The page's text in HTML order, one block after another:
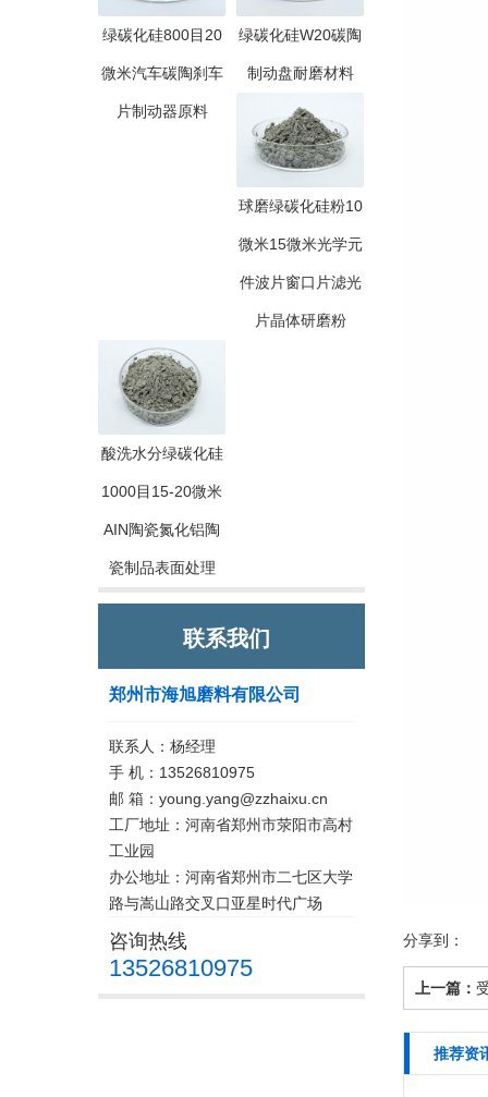
绿碳化硅800目20
微米汽车碳陶刹车
片制动器原料
绿碳化硅W20碳陶
制动盘耐磨材料
球磨绿碳化硅粉10
微米15微米光学元
件波片窗口片滤光
片晶体研磨粉
酸洗水分绿碳化硅
1000目15-20微米
AIN陶瓷氮化铝陶
瓷制品表面处理
联系我们
郑州市海旭磨料有限公司
联系人：杨经理
手 机：13526810975
邮 箱：young.yang@zzhaixu.cn
工厂地址：河南省郑州市荥阳市高村
工业园
办公地址：河南省郑州市二七区大学
路与嵩山路交叉口亚星时代广场
咨询热线
13526810975
分享到：
上一篇：
推荐资